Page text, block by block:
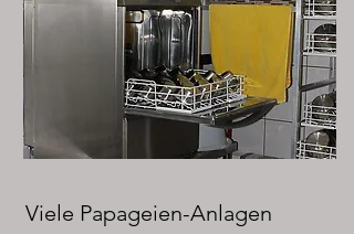
Viele Papageien-Anlagen